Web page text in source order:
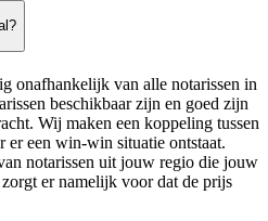
onafhankelijk van alle notarissen in
beschikbaar zijn en goed zijn
Wij maken een koppeling tussen
er een win-win situatie ontstaat.
notarissen uit jouw regio die jouw
er namelijk voor dat de prijs